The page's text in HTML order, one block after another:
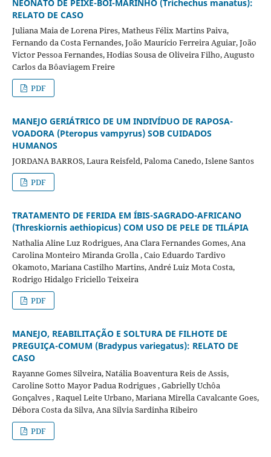
NEONATO DE PEIXE-BOI-MARINHO (Trichechus manatus):
RELATO DE CASO
Juliana Maia de Lorena Pires, Matheus Félix Martins Paiva,
Fernando da Costa Fernandes, João Maurício Ferreira Aguiar, João
Victor Pessoa Fernandes, Hodias Sousa de Oliveira Filho, Augusto
Carlos da Bôaviagem Freire
PDF
MANEJO GERIÁTRICO DE UM INDIVÍDUO DE RAPOSA-
VOADORA (Pteropus vampyrus) SOB CUIDADOS
HUMANOS
JORDANA BARROS, Laura Reisfeld, Paloma Canedo, Islene Santos
PDF
TRATAMENTO DE FERIDA EM ÍBIS-SAGRADO-AFRICANO
(Threskiornis aethiopicus) COM USO DE PELE DE TILÁPIA
Nathalia Aline Luz Rodrigues, Ana Clara Fernandes Gomes, Ana
Carolina Monteiro Miranda Grolla , Caio Eduardo Tardivo
Okamoto, Mariana Castilho Martins, André Luiz Mota Costa,
Rodrigo Hidalgo Friciello Teixeira
PDF
MANEJO, REABILITAÇÃO E SOLTURA DE FILHOTE DE
PREGUIÇA-COMUM (Bradypus variegatus): RELATO DE
CASO
Rayanne Gomes Silveira, Natália Boaventura Reis de Assis,
Caroline Sotto Mayor Padua Rodrigues , Gabrielly Uchôa
Gonçalves , Raquel Leite Urbano, Mariana Mirella Cavalcante Goes,
Débora Costa da Silva, Ana Silvia Sardinha Ribeiro
PDF